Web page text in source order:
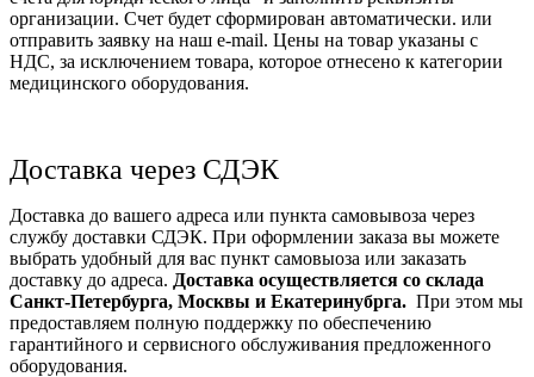
организации. Счет будет сформирован автоматически. или
отправить заявку на наш e-mail. Цены на товар указаны с
НДС, за исключением товара, которое отнесено к категории
медицинского оборудования.
Доставка через СДЭК
Доставка до вашего адреса или пункта самовывоза через
службу доставки СДЭК. При оформлении заказа вы можете
выбрать удобный для вас пункт самовыоза или заказать
доставку до адреса. Доставка осуществляется со склада
Санкт-Петербурга, Москвы и Екатеринубрга. При этом мы
предоставляем полную поддержку по обеспечению
гарантийного и сервисного обслуживания предложенного
оборудования.